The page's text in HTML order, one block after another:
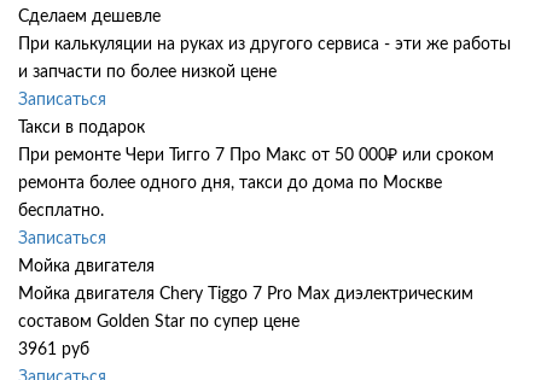
Сделаем дешевле
При калькуляции на руках из другого сервиса - эти же работы
и запчасти по более низкой цене
Записаться
Такси в подарок
При ремонте Чери Тигго 7 Про Макс от 50 000₽ или сроком
ремонта более одного дня, такси до дома по Москве
бесплатно.
Записаться
Мойка двигателя
Мойка двигателя Chery Tiggo 7 Pro Max диэлектрическим
составом Golden Star по супер цене
3961 руб